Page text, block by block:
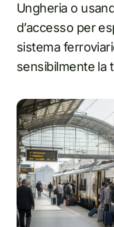
Ungheria o
d’accesso per
sistema
sensibilmente la